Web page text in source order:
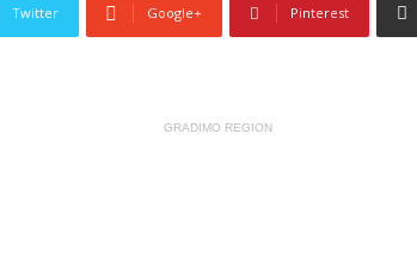
Twitter Google+ Pinterest
GRADIMO REGION